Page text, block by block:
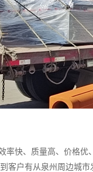
快、质量高、价格优
客户有从泉州周边城